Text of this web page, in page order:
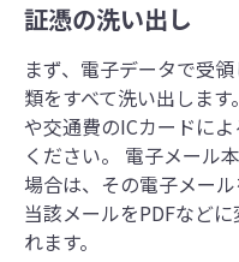
証憑の洗い出し
まず、電子データで受
類をすべて洗い出しま
や交通費のICカードに
ください。 電子メール
場合は、その電子メー
当該メールをPDFなど
れます。